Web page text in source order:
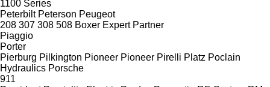
1100 Series
Peterbilt Peterson Peugeot
208 307 308 508 Boxer Expert Partner
Piaggio
Porter
Pierburg Pilkington Pioneer Pioneer Pirelli Platz Poclain
Hydraulics Porsche
911